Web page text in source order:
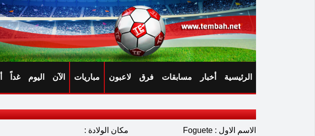
الرئيسية أخبار مسابقات فرق لاعبون مباريات الآن اليوم غداً
الاسم الاول : Foguete
مكان الولادة :